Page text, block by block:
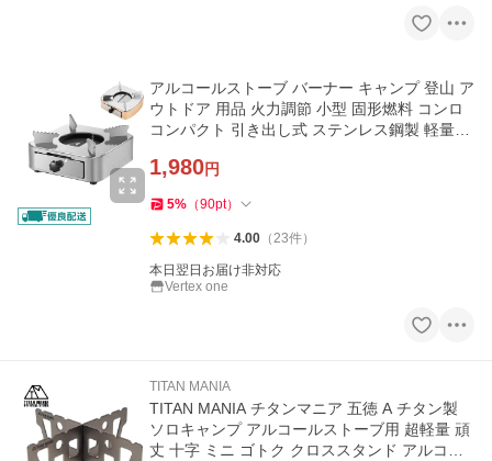
アルコールストーブ バーナー キャンプ 登山 ア
ウトドア 用品 火力調節 小型 固形燃料 コンロ
コンパクト 引き出し式 ステンレス鋼製 軽量
1,980円
5% （90pt）
4.00（23件）
本日翌日お届け非対応
Vertex one
TITAN MANIA
TITAN MANIA チタンマニア 五徳 A チタン製
ソロキャンプ アルコールストーブ用 超軽量 頑
丈 十字 ミニ ゴトク クロススタンド アルコー